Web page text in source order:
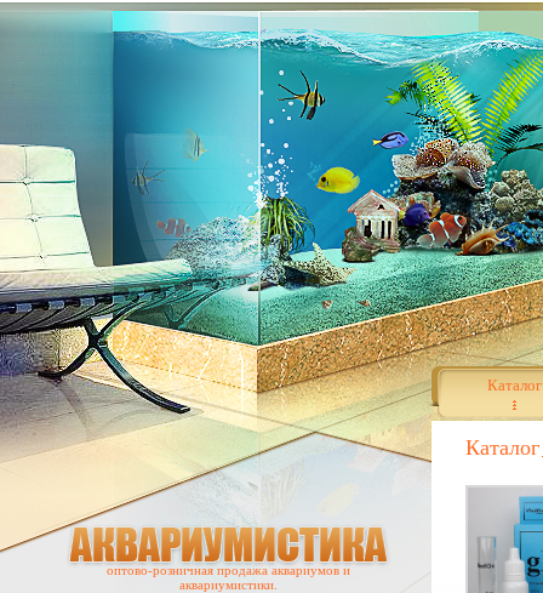
Каталог
Каталог
оптово-розничная продажа аквариумов и
аквариумистики.